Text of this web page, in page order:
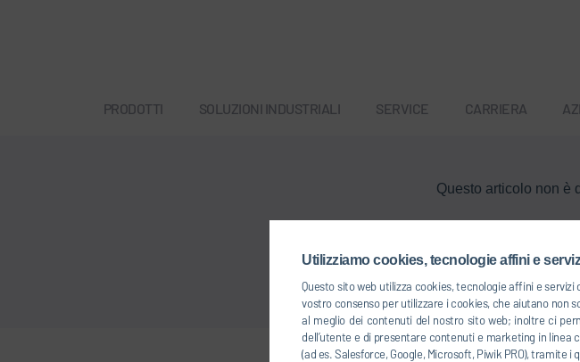
Utilizziamo cookies, tecnologie affini e
Questo sito web utilizza cookies, tecnologie affini e
vostro consenso per utilizzare i cookies, che aiutano non
al meglio dei contenuti del nostro sito web; inoltre ci
dell’utente e di presentare contenuti e marketing in
(ad es. Salesforce, Google, Microsoft, Piwik PRO), tramite
PRODOTTI SOLUZIONI INDUSTRIALI SERVICE CARRIERA
Questo articolo non è